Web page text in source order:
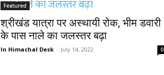
Featured
श्रीखंड यात्रा पर अस्थायी रोक, भीम डवारी
के पास नाले का जलस्तर बढ़ा
In Himachal Desk - July 14, 2022 0